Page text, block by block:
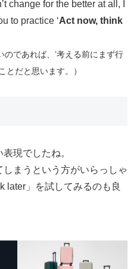
change for the better at all, I
to practice ‘Act now, think
のであれば、’考える前にまず行
とだと思います。）
現でしたね。
まうという方がいらっしゃ
later」を試してみるのも良